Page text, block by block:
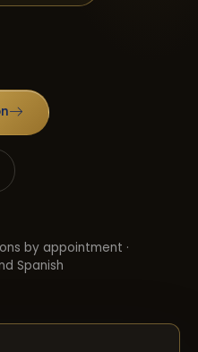
by appointment ·
Spanish